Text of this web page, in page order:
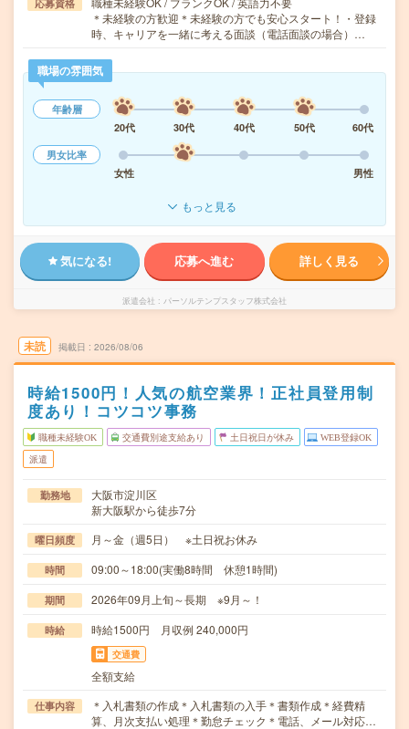
応募資格
＊未経験の方歓迎＊未経験の方でも安心スタート！・登録
時、キャリアを一緒に考える面談（電話面談の場合）…
職場の雰囲気
年齢層
20代
30代 40代 50代
60代
男女比率
女性
男性
もっと見る
気になる! 応募へ進む 詳しく見る
派遣会社 パーソルテンプスタッフ株式会社
未読 掲載日 2026/08/06
時給1500円！人気の航空業界！正社員登用制
度あり！コツコツ事務
職種未経験OK 交通費別途支給あり 土日祝日が休み WEB登録OK
派遣
勤務地
大阪市淀川区
新大阪駅から徒歩7分
曜日頻度 月～金（週5日） ※土日祝お休み
時間 09:00～18:00(実働8時間 休憩1時間)
期間 2026年09月上旬～長期 ※9月～！
時給 時給1500円 月収例 240,000円
交通費
全額支給
仕事内容
＊入札書類の作成＊入札書類の入手＊書類作成＊経費精
算、月次支払い処理＊勤怠チェック＊電話、メール対応…